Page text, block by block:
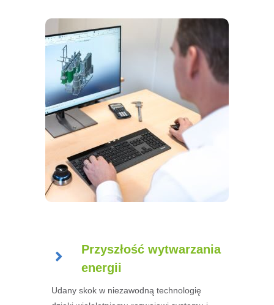
Przyszłość wytwarzania
energii
Udany skok w niezawodną technologię